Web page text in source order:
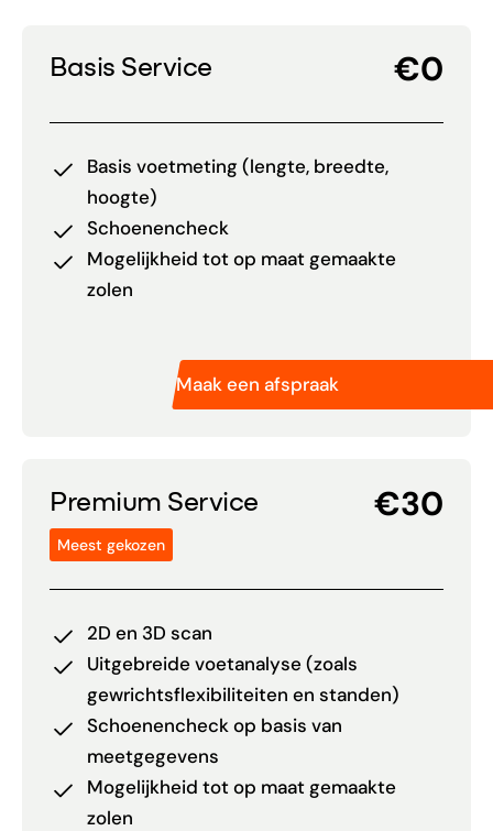
Basis Service €0
Basis voetmeting (lengte, breedte,
hoogte)
Schoenencheck
Mogelijkheid tot op maat gemaakte
zolen
Maak een afspraak
Premium Service
Meest gekozen
€30
2D en 3D scan
Uitgebreide voetanalyse (zoals
gewrichtsflexibiliteiten en standen)
Schoenencheck op basis van
meetgegevens
Mogelijkheid tot op maat gemaakte
zolen